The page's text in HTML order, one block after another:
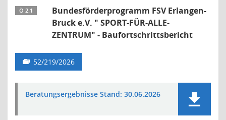
Ö 2.1
Bundesförderprogramm FSV Erlangen-
Bruck e.V. " SPORT-FÜR-ALLE-
ZENTRUM" - Baufortschrittsbericht
52/219/2026
Beratungsergebnisse Stand: 30.06.2026